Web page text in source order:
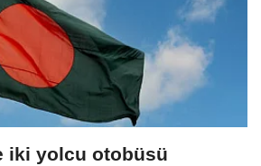
iki yolcu otobüsü